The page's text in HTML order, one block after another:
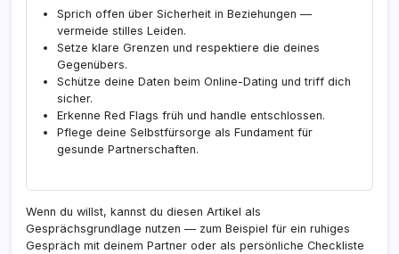
Sprich offen über Sicherheit in Beziehungen —
vermeide stilles Leiden.
Setze klare Grenzen und respektiere die deines
Gegenübers.
Schütze deine Daten beim Online-Dating und triff dich
sicher.
Erkenne Red Flags früh und handle entschlossen.
Pflege deine Selbstfürsorge als Fundament für
gesunde Partnerschaften.
Wenn du willst, kannst du diesen Artikel als
Gesprächsgrundlage nutzen — zum Beispiel für ein ruhiges
Gespräch mit deinem Partner oder als persönliche Checkliste